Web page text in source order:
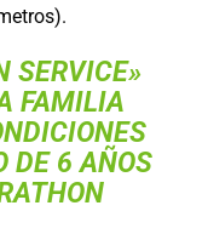
SERVICE»
FAMILIA
DE 6 AÑOS